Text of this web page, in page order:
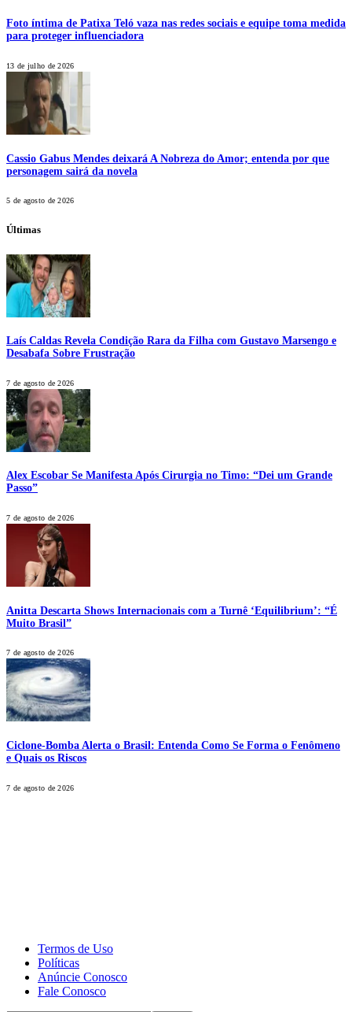
Foto íntima de Patixa Teló vaza nas redes sociais e equipe toma medida
para proteger influenciadora
13 de julho de 2026
Cassio Gabus Mendes deixará A Nobreza do Amor; entenda por que
personagem sairá da novela
5 de agosto de 2026
Últimas
Laís Caldas Revela Condição Rara da Filha com Gustavo Marsengo e
Desabafa Sobre Frustração
7 de agosto de 2026
Alex Escobar Se Manifesta Após Cirurgia no Timo: “Dei um Grande
Passo”
7 de agosto de 2026
Anitta Descarta Shows Internacionais com a Turnê ‘Equilibrium’: “É
Muito Brasil”
7 de agosto de 2026
Ciclone-Bomba Alerta o Brasil: Entenda Como Se Forma o Fenômeno
e Quais os Riscos
7 de agosto de 2026
Termos de Uso
Políticas
Anúncie Conosco
Fale Conosco